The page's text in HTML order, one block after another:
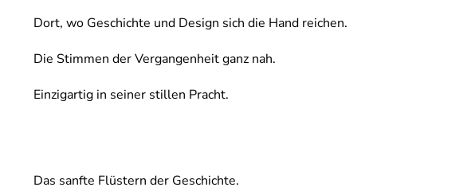
Dort, wo Geschichte und Design sich die Hand reichen.
Die Stimmen der Vergangenheit ganz nah.
Einzigartig in seiner stillen Pracht.
Das sanfte Flüstern der Geschichte.